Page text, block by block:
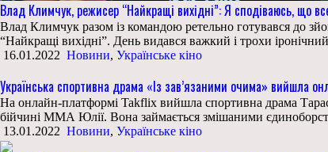
Влад Климчук, режисер “Найкращі вихідні”: Я сподіваюсь, що
Влад Климчук разом із командою ретельно готувався до
“Найкращі вихідні”. День видався важкий і трохи
16.01.2022 Новини, Українське кіно
Українська спортивна драма «Із зав’язаними очима» вийшла
На онлайн-платформі Takflix вийшла спортивна драма
бійчині ММА Юлії. Вона займається змішаними
13.01.2022 Новини, Українське кіно